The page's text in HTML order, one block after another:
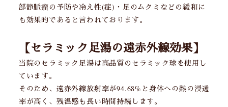
部静脈瘤の予防や冷え性(症)・足のムクミなどの緩和に
も効果的であると言われております。
【セラミック足湯の遠赤外線効果】
当院のセラミック足湯は高品質のセラミック球を使用し
ています。
そのため、遠赤外線放射率が94.68%と身体への熱の浸透
率が高く、残温感も長い時間持続します。